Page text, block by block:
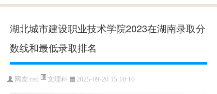
湖北城市建设职业技术学院2023在湖南录取分
数线和最低录取排名
网友:red 文理科 2025-09-20 15:10:10